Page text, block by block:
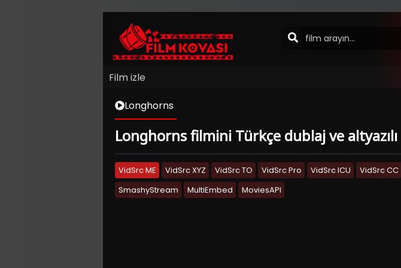
Film izle
Longhorns
Longhorns filmini Türkçe dublaj ve
VidSrc ME VidSrc XYZ VidSrc TO VidSrc Pro VidSrc ICU VidSrc CC
SmashyStream
MultiEmbed MoviesAPI